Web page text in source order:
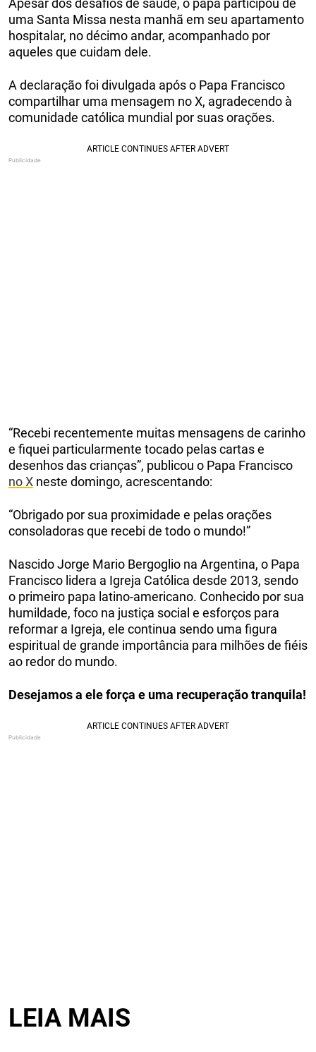
Apesar dos desafios de saúde, o papa participou de
uma Santa Missa nesta manhã em seu apartamento
hospitalar, no décimo andar, acompanhado por
aqueles que cuidam dele.
A declaração foi divulgada após o Papa Francisco
compartilhar uma mensagem no X, agradecendo à
comunidade católica mundial por suas orações.
“Recebi recentemente muitas mensagens de carinho
e fiquei particularmente tocado pelas cartas e
desenhos das crianças”, publicou o Papa Francisco
no X neste domingo, acrescentando:
“Obrigado por sua proximidade e pelas orações
consoladoras que recebi de todo o mundo!”
Nascido Jorge Mario Bergoglio na Argentina, o Papa
Francisco lidera a Igreja Católica desde 2013, sendo
o primeiro papa latino-americano. Conhecido por sua
humildade, foco na justiça social e esforços para
reformar a Igreja, ele continua sendo uma figura
espiritual de grande importância para milhões de fiéis
ao redor do mundo.
Desejamos a ele força e uma recuperação tranquila!
LEIA MAIS